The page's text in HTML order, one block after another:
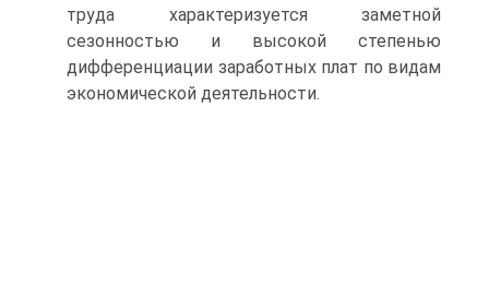
труда характеризуется заметной
сезонностью и высокой степенью
дифференциации заработных плат по видам
экономической деятельности.